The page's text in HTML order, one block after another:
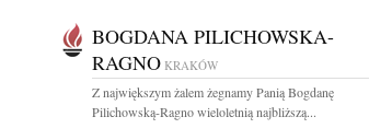
BOGDANA PILICHOWSKA-
RAGNO KRAKÓW
Z największym żalem żegnamy Panią Bogdanę
Pilichowską-Ragno wieloletnią najbliższą...